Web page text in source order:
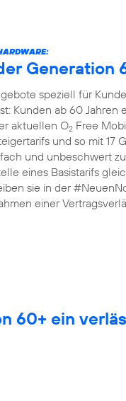
Generation
speziell für
Kunden ab 60 Jahren
aktuellen O2 Free
und so mit 17
und unbeschwert
eines Basistarifs
sie in der
einer
60+ ein